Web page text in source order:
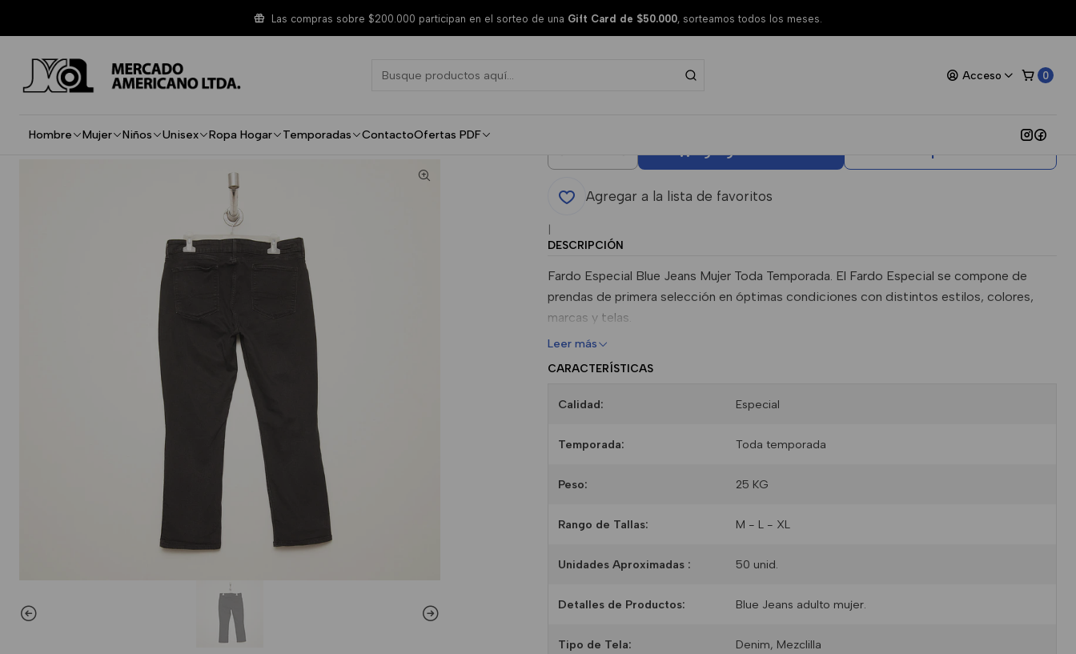
Acceso 0
Hombre Mujer Niños Unisex Ropa Hogar Temporadas ContactoOfertas PDF
Las compras sobre $200.000 participan en el sorteo de una Gift Card de $50.000, sorteamos todos los meses.
Blue Jeans Mujer Especial Toda Temporada
Blue Jeans Mujer Especial Toda
Cantidad
Agregar a la lista de favoritos
DESCRIPCIÓN
Fardo Especial Blue Jeans Mujer Toda Temporada. El Fardo Especial se compone de
prendas de primera selección en óptimas condiciones con distintos estilos, colores,
marcas y telas.
Leer más
CARACTERÍSTICAS
Calidad: Especial
Temporada: Toda temporada
Peso: 25 KG
Rango de Tallas: M - L - XL
Unidades Aproximadas : 50 unid.
Detalles de Productos: Blue Jeans adulto mujer.
Tipo de Tela: Denim, Mezclilla